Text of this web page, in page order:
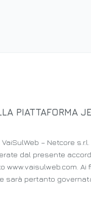
PIATTAFORMA
– Netcore
dal presente
www.vaisulweb.com. Ai
sarà pertanto